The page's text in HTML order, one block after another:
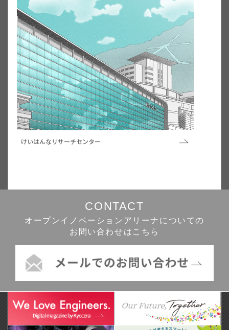
けいはんなリサーチセンター
CONTACT
オープンイノベーションアリーナについての
お問い合わせはこちら